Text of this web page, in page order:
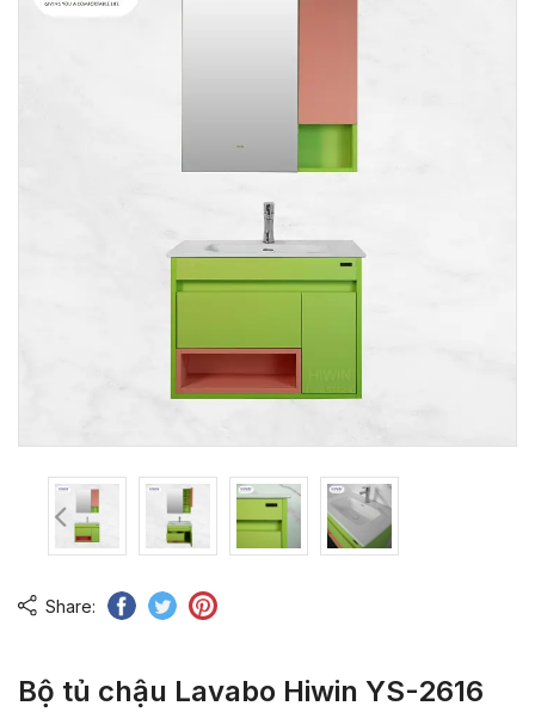
Share:
Bộ tủ chậu Lavabo Hiwin YS-2616